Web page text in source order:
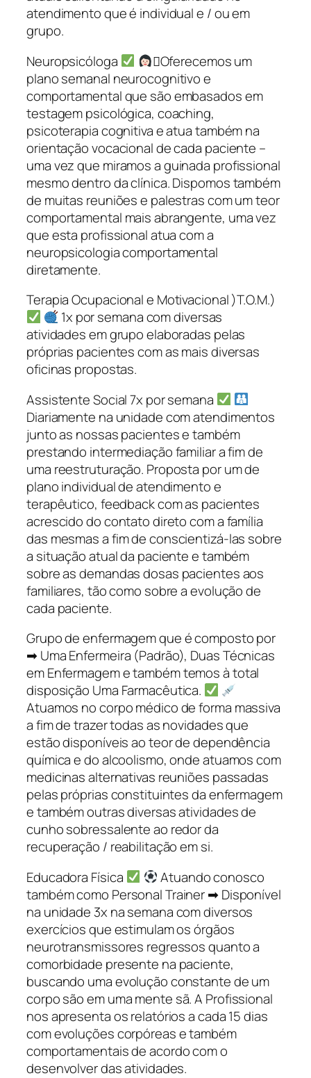
atendimento que é individual e / ou em
grupo.
Neuropsicóloga
‍⚕Oferecemos um
plano semanal neurocognitivo e
comportamental que são embasados em
testagem psicológica, coaching,
psicoterapia cognitiva e atua também na
orientação vocacional de cada paciente –
uma vez que miramos a guinada profissional
mesmo dentro da clínica. Dispomos também
de muitas reuniões e palestras com um teor
comportamental mais abrangente, uma vez
que esta profissional atua com a
neuropsicologia comportamental
diretamente.
Terapia Ocupacional e Motivacional )T.O.M.)
1x por semana com diversas
atividades em grupo elaboradas pelas
próprias pacientes com as mais diversas
oficinas propostas.
Assistente Social 7x por semana
Diariamente na unidade com atendimentos
junto as nossas pacientes e também
prestando intermediação familiar a fim de
uma reestruturação. Proposta por um de
plano individual de atendimento e
terapêutico, feedback com as pacientes
acrescido do contato direto com a família
das mesmas a fim de conscientizá-las sobre
a situação atual da paciente e também
sobre as demandas dosas pacientes aos
familiares, tão como sobre a evolução de
cada paciente.
Grupo de enfermagem que é composto por
➡ Uma Enfermeira (Padrão), Duas Técnicas
em Enfermagem e também temos à total
disposição Uma Farmacêutica.
Atuamos no corpo médico de forma massiva
a fim de trazer todas as novidades que
estão disponíveis ao teor de dependência
química e do alcoolismo, onde atuamos com
medicinas alternativas reuniões passadas
pelas próprias constituintes da enfermagem
e também outras diversas atividades de
cunho sobressalente ao redor da
recuperação / reabilitação em si.
Educadora Física
Atuando conosco
também como Personal Trainer ➡ Disponível
na unidade 3x na semana com diversos
exercícios que estimulam os órgãos
neurotransmissores regressos quanto a
comorbidade presente na paciente,
buscando uma evolução constante de um
corpo são em uma mente sã. A Profissional
nos apresenta os relatórios a cada 15 dias
com evoluções corpóreas e também
comportamentais de acordo com o
desenvolver das atividades.